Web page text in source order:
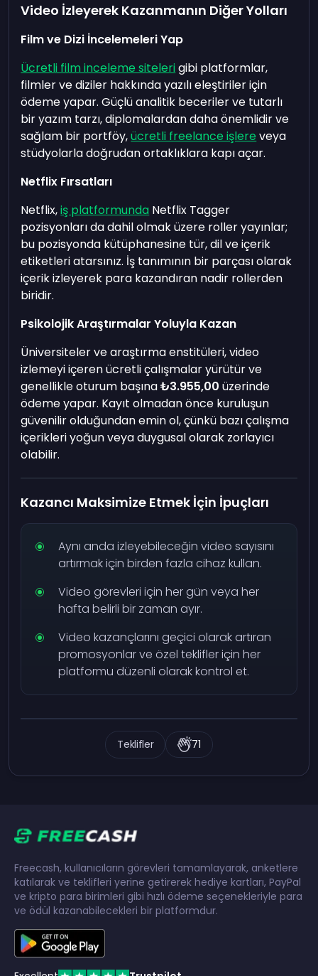
Video İzleyerek Kazanmanın Diğer Yolları
Film ve Dizi İncelemeleri Yap
Ücretli film inceleme sitelerigibi platformlar,
filmler ve diziler hakkında yazılı eleştiriler için
ödeme yapar. Güçlü analitik beceriler ve tutarlı
bir yazım tarzı, diplomalardan daha önemlidir ve
sağlam bir portföy,ücretli freelance işlere veya
stüdyolarla doğrudan ortaklıklara kapı açar.
Netflix Fırsatları
Netflix,iş platformunda Netflix Tagger
pozisyonları da dahil olmak üzere roller yayınlar;
bu pozisyonda kütüphanesine tür, dil ve içerik
etiketleri atarsınız. İş tanımının bir parçası olarak
içerik izleyerek para kazandıran nadir rollerden
biridir.
Psikolojik Araştırmalar Yoluyla Kazan
Üniversiteler ve araştırma enstitüleri, video
izlemeyi içeren ücretli çalışmalar yürütür ve
genellikle oturum başına₺3.955,00 üzerinde
ödeme yapar. Kayıt olmadan önce kuruluşun
güvenilir olduğundan emin ol, çünkü bazı çalışma
içerikleri yoğun veya duygusal olarak zorlayıcı
olabilir.
Kazancı Maksimize Etmek İçin İpuçları
Aynı anda izleyebileceğin video sayısını
artırmak için birden fazla cihaz kullan.
Video görevleri için her gün veya her
hafta belirli bir zaman ayır.
Video kazançlarını geçici olarak artıran
promosyonlar ve özel teklifler için her
platformu düzenli olarak kontrol et.
Teklifler 71
Freecash, kullanıcıların görevleri tamamlayarak, anketlere
katılarak ve teklifleri yerine getirerek hediye kartları, PayPal
ve kripto para birimleri gibi hızlı ödeme seçenekleriyle para
ve ödül kazanabilecekleri bir platformdur.